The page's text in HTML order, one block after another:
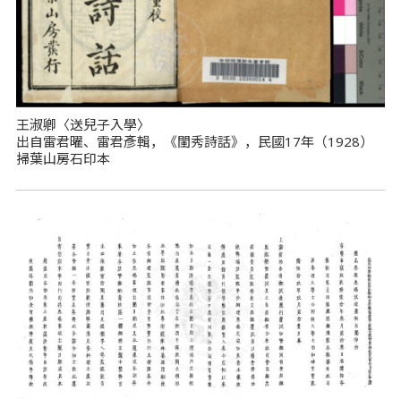
王淑卿〈送兒子入學〉
出自雷君曜、雷君彥輯，《閨秀詩話》，民國17年（1928）
掃葉山房石印本